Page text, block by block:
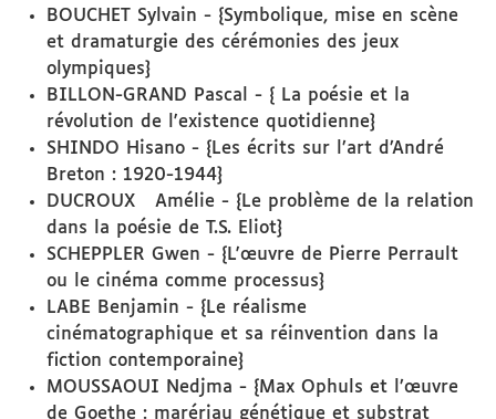
BOUCHET Sylvain - {Symbolique, mise en scène
et dramaturgie des cérémonies des jeux
olympiques}
BILLON-GRAND Pascal - { La poésie et la
révolution de l'existence quotidienne}
SHINDO Hisano - {Les écrits sur l’art d’André
Breton : 1920-1944}
DUCROUX Amélie - {Le problème de la relation
dans la poésie de T.S. Eliot}
SCHEPPLER Gwen - {L'œuvre de Pierre Perrault
ou le cinéma comme processus}
LABE Benjamin - {Le réalisme
cinématographique et sa réinvention dans la
fiction contemporaine}
MOUSSAOUI Nedjma - {Max Ophuls et l’œuvre
de Goethe : marériau génétique et substrat